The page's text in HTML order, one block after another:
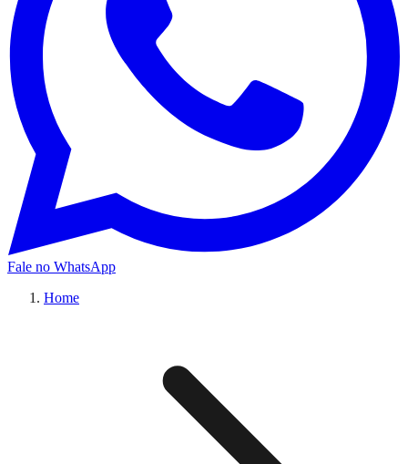
Fale no WhatsApp
Home